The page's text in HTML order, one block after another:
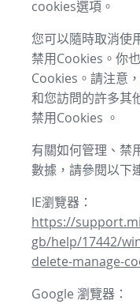
cookies選項。
您可以隨時取消使
禁用Cookies。你
Cookies。請注意
和您訪問的許多其
禁用Cookies 。
有關如何管理、禁
數據，請參閱以下
IE瀏覽器：
https://
gb/help/17442/
delete-manage-
Google 瀏覽器：